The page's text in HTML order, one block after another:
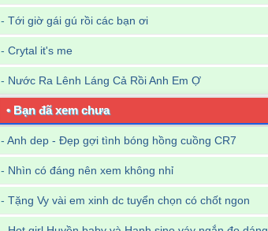
- Tới giờ gái gú rồi các bạn ơi
- Crytal it's me
- Nước Ra Lênh Láng Cả Rồi Anh Em Ợ
• Bạn đã xem chưa
- Anh dep - Đẹp gợi tình bóng hồng cuồng CR7
- Nhìn có đáng nên xem không nhỉ
- Tặng Vy vài em xinh dc tuyển chọn có chốt ngon